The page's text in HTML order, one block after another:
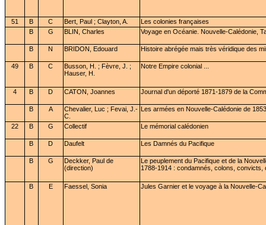
51 B C Bert, Paul ; Clayton, A.
Les colonies françaises
B
G BLIN, Charles Voyage en Océanie. Nouvelle-Calédonie,
B N BRIDON, Edouard Histoire abrégée mais très véridique des
49 B C
Busson, H. ; Fèvre, J. ;
Hauser, H.
Notre Empire colonial ...
4 B D CATON, Joannes Journal d'un déporté 1871-1879 de la
B A
Chevalier, Luc ; Fevai, J.-
C.
Les armées en Nouvelle-Calédonie de
22 B G Collectif Le mémorial calédonien
B D Daufelt Les Damnés du Pacifique
B G
Deckker, Paul de
(direction)
Le peuplement du Pacifique et de la
1788-1914 : condamnés, colons, convicts,
B E Faessel, Sonia Jules Garnier et le voyage à la Nouvelle-